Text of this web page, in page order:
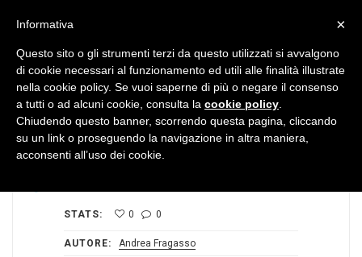
STATS: 0 0
AUTORE: Andrea Fragasso
×
Informativa
Questo sito o gli strumenti terzi da questo utilizzati si avvalgono
di cookie necessari al funzionamento ed utili alle finalità illustrate
nella cookie policy. Se vuoi saperne di più o negare il consenso
a tutti o ad alcuni cookie, consulta la cookie policy
Chiudendo questo banner, scorrendo questa pagina, cliccando
su un link o proseguendo la navigazione in altra maniera,
acconsenti all’uso dei cookie.